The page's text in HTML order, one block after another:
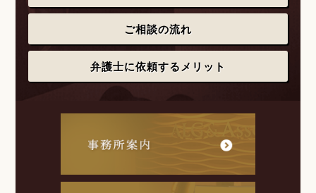
ご相談の流れ
弁護士に依頼するメリット